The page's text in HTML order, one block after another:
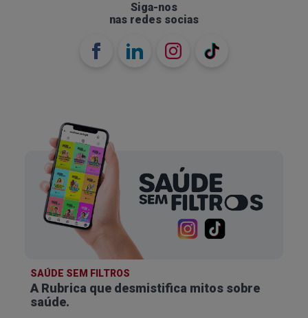
Siga-nos
nas redes socias
SAÚDE SEM FILTROS
A Rubrica que desmistifica mitos sobre
saúde.